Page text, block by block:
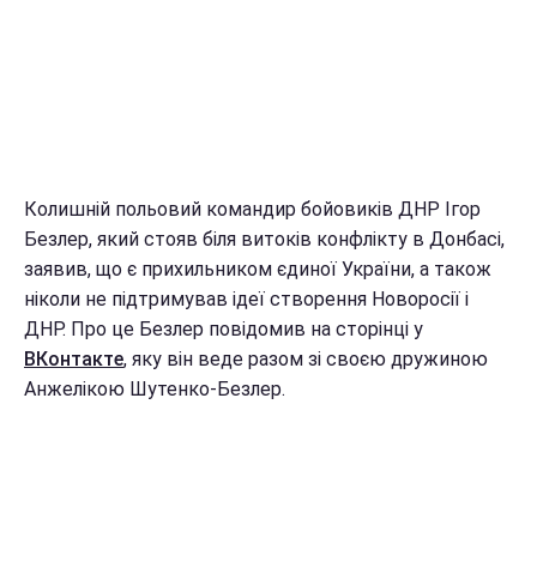
Колишній польовий командир бойовиків ДНР Ігор
Безлер, який стояв біля витоків конфлікту в Донбасі,
заявив, що є прихильником єдиної України, а також
ніколи не підтримував ідеї створення Новоросії і
ДНР. Про це Безлер повідомив на сторінці у
ВКонтакте, яку він веде разом зі своєю дружиною
Анжелікою Шутенко-Безлер.